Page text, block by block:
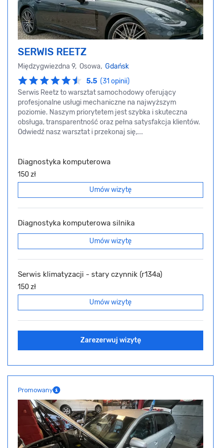
SERWIS REETZ
Międzygwiezdna 9, Osowa, Gdańsk
5.5 (31 opinii)
Serwis Reetz to warsztat samochodowy oferujący
profesjonalne usługi mechaniczne na najwyższym
poziomie. Naszym priorytetem jest szybka i skuteczna
obsługa, transparentność oraz pełna satysfakcja klientów.
Odwiedź nasz warsztat i przekonaj się,...
Diagnostyka komputerowa
150 zł
Umów wizytę
Diagnostyka komputerowa silnika
Umów wizytę
Serwis klimatyzacji - stary czynnik (r134a)
150 zł
Umów wizytę
Zarezerwuj wizytę
Promowany